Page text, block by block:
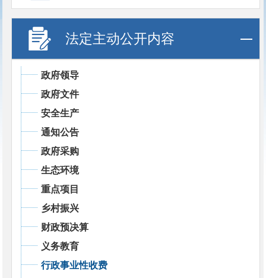
法定主动公开内容
政府领导
政府文件
安全生产
通知公告
政府采购
生态环境
重点项目
乡村振兴
财政预决算
义务教育
行政事业性收费